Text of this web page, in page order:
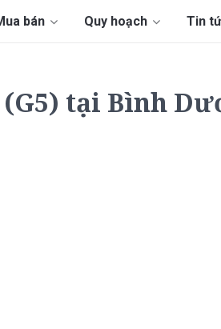
bán Quy hoạch Tin
tại Bình